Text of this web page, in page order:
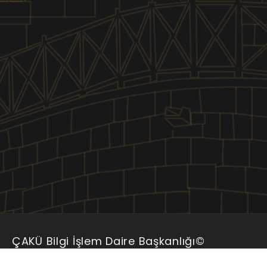
ÇAKÜ Bilgi İşlem Daire Başkanlığı©